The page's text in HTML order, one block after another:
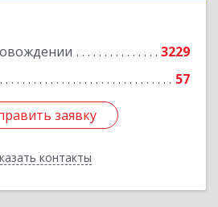
3229
57
заявку
контакты
заявку
Назад